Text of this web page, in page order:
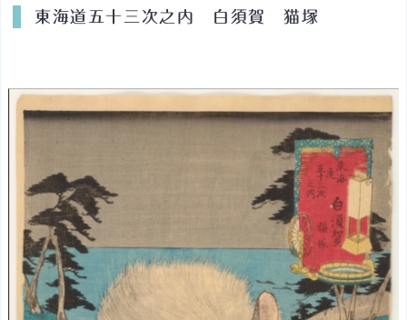
東海道五十三次之内 白須賀 猫塚